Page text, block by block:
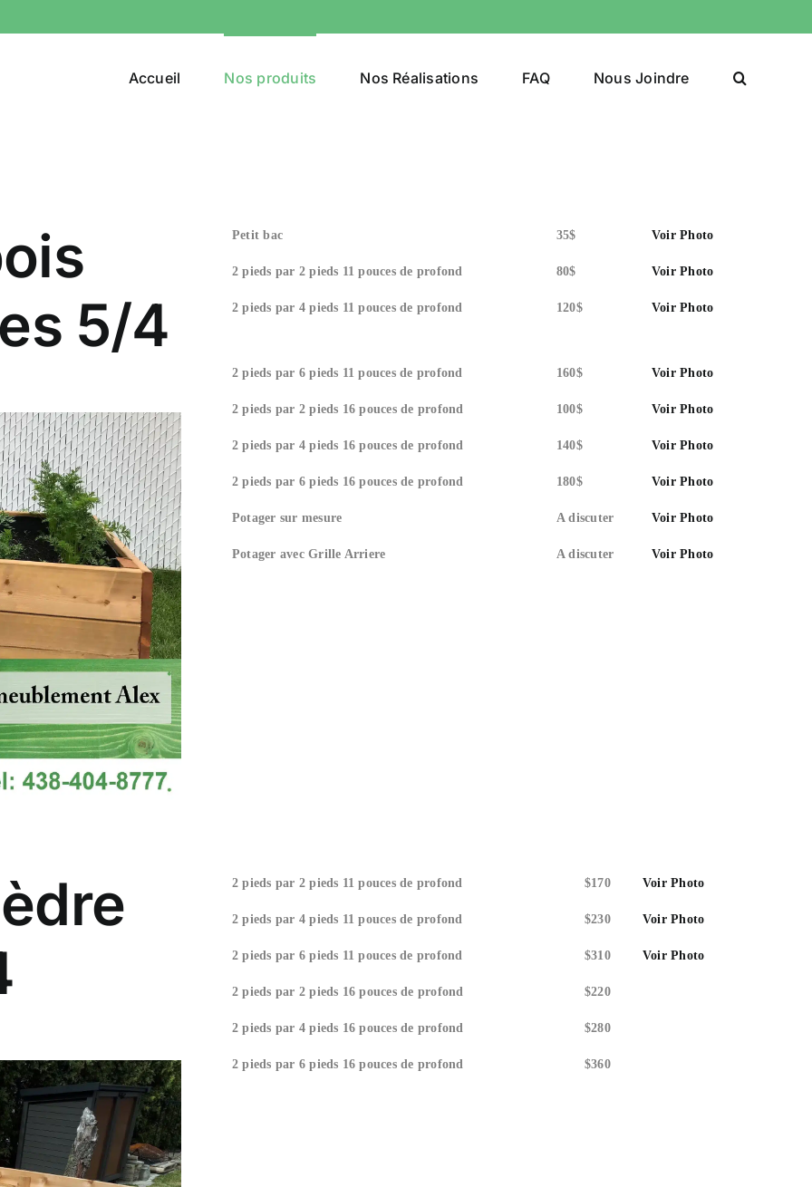
Accueil Nos produits Nos Réalisations FAQ Nous Joindre
5/4
Petit bac 35$ Voir Photo
2 pieds par 2 pieds 11 pouces de profond 80$ Voir Photo
2 pieds par 4 pieds 11 pouces de profond 120$ Voir Photo
2 pieds par 6 pieds 11 pouces de profond 160$ Voir Photo
2 pieds par 2 pieds 16 pouces de profond 100$ Voir Photo
2 pieds par 4 pieds 16 pouces de profond 140$ Voir Photo
2 pieds par 6 pieds 16 pouces de profond 180$ Voir Photo
Potager sur mesure A discuter Voir Photo
Potager avec Grille Arriere A discuter Voir Photo
2 pieds par 2 pieds 11 pouces de profond $170 Voir Photo
2 pieds par 4 pieds 11 pouces de profond $230 Voir Photo
2 pieds par 6 pieds 11 pouces de profond $310 Voir Photo
2 pieds par 2 pieds 16 pouces de profond $220
2 pieds par 4 pieds 16 pouces de profond $280
2 pieds par 6 pieds 16 pouces de profond $360